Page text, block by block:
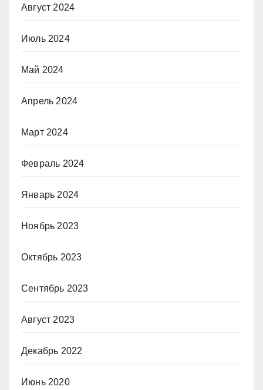
Август 2024
Июль 2024
Май 2024
Апрель 2024
Март 2024
Февраль 2024
Январь 2024
Ноябрь 2023
Октябрь 2023
Сентябрь 2023
Август 2023
Декабрь 2022
Июнь 2020